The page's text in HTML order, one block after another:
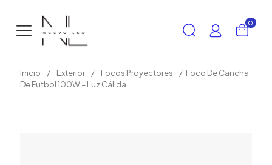
0
Inicio / Exterior / Focos Proyectores / Foco De Cancha
De Futbol 100W – Luz Cálida